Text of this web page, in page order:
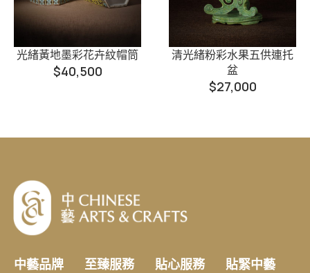
光緒黃地墨彩花卉紋帽筒
$40,500
清光緒粉彩水果五供連托
盆
$27,000
中藝品牌 至臻服務 貼心服務 貼緊中藝